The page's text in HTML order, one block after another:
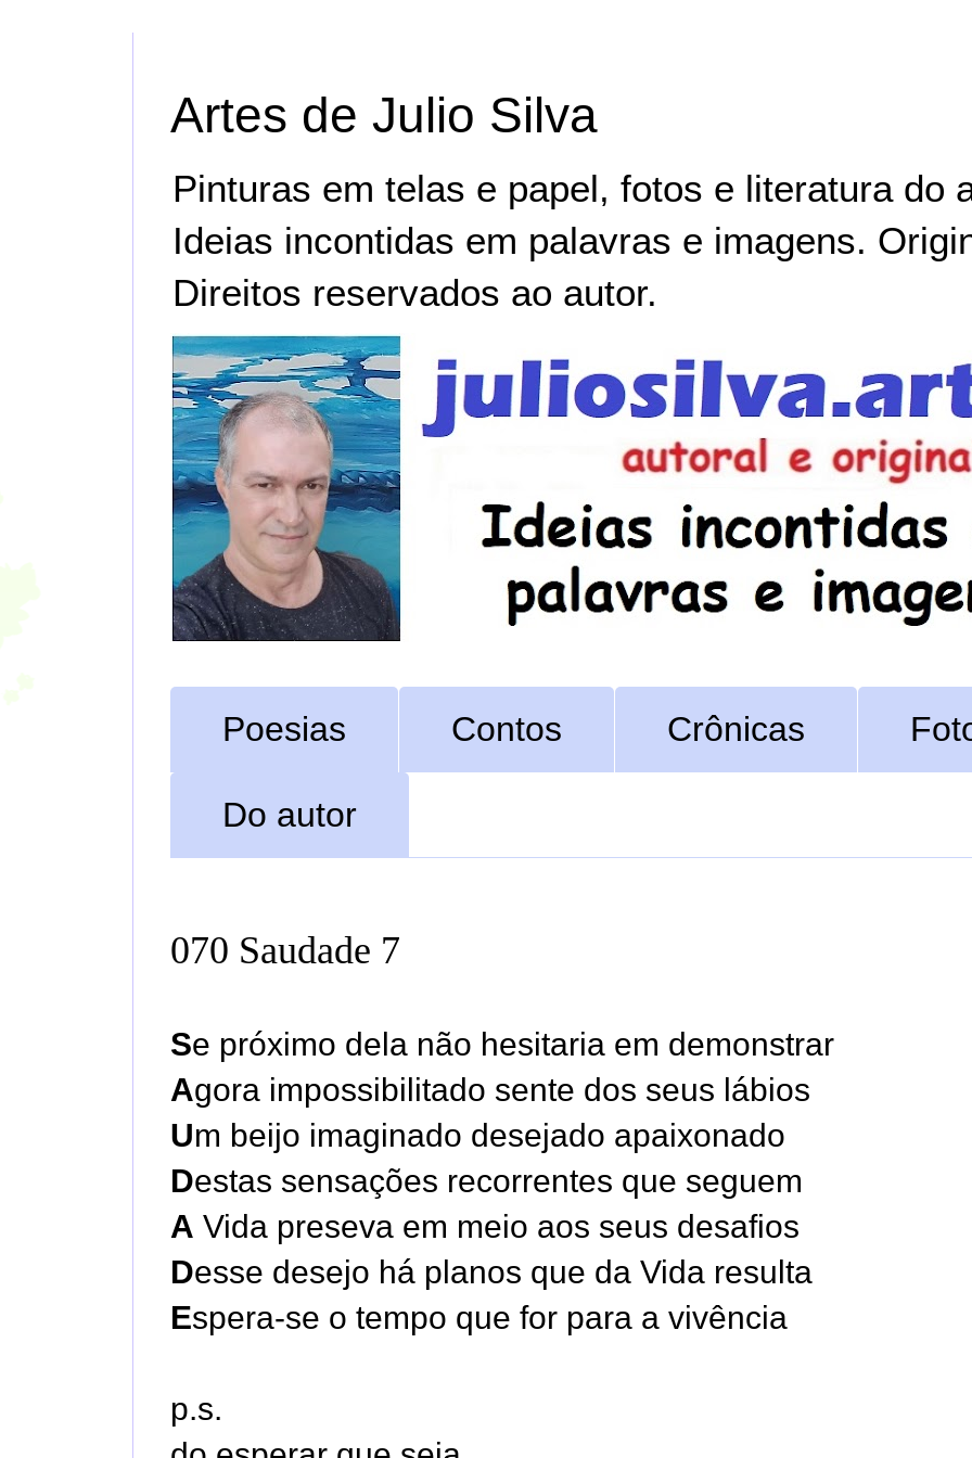
Artes de Julio Silva
Pinturas em telas e papel, fotos e literatura do
Ideias incontidas em palavras e imagens.
Direitos reservados ao autor.
Poesias Contos Crônicas
Do autor
070 Saudade 7
Se próximo dela não hesitaria em demonstrar
Agora impossibilitado sente dos seus lábios
Um beijo imaginado desejado apaixonado
Destas sensações recorrentes que seguem
A Vida preseva em meio aos seus desafios
Desse desejo há planos que da Vida resulta
Espera-se o tempo que for para a vivência
p.s.